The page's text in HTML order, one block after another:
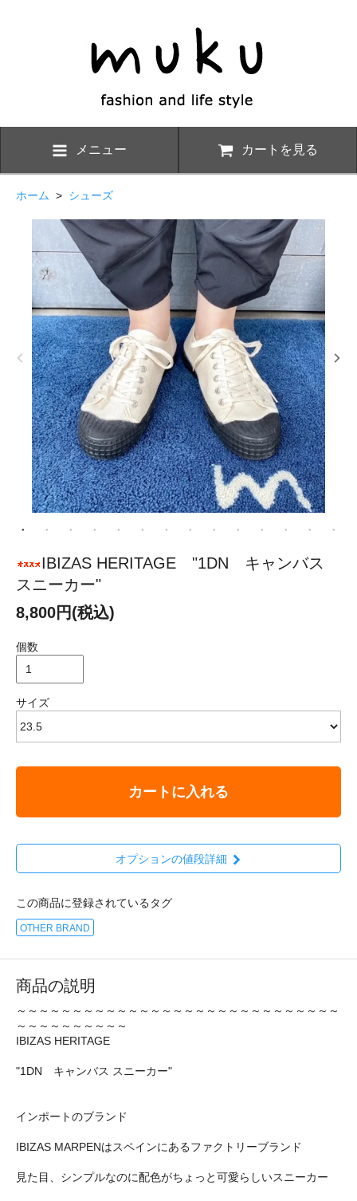
メニュー カートを見る
ホーム > シューズ
IBIZAS HERITAGE "1DN キャンバス
スニーカー"
8,800円(税込)
個数
サイズ
カートに入れる
オプションの値段詳細
この商品に登録されているタグ
OTHER BRAND
商品の説明
～～～～～～～～～～～～～～～～～～～～～～～～～～～～～
～～～～～～～～～～
IBIZAS HERITAGE
"1DN キャンバス スニーカー"
インポートのブランド
IBIZAS MARPENはスペインにあるファクトリーブランド
見た目、シンプルなのに配色がちょっと可愛らしいスニーカー